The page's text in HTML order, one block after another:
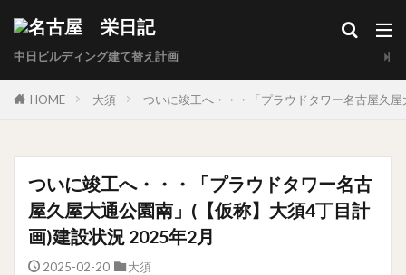
中日ビルディング建て替え計画
HOME 大須 ついに竣工へ・・・「プラウドタワー名古屋久
ついに竣工へ・・・「プラウドタワー名古
屋久屋大通公園南」(【仮称】大須4丁目計
画)建設状況 2025年2月
2025-02-20 大須